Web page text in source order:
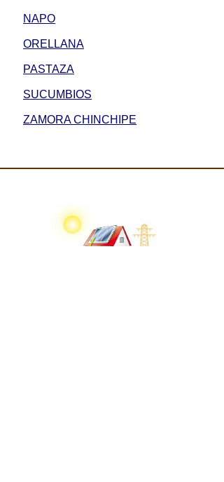
NAPO
ORELLANA
PASTAZA
SUCUMBIOS
ZAMORA CHINCHIPE